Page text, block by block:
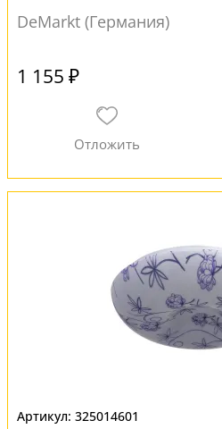
DeMarkt (Германия)
1 155 ₽
325014601